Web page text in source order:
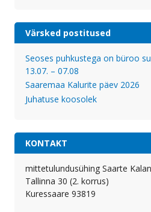
Värsked postitused
Seoses puhkustega on büroo
13.07. – 07.08
Saaremaa Kalurite päev 2026
Juhatuse koosolek
KONTAKT
mittetulundusühing Saarte
Tallinna 30 (2. korrus)
Kuressaare 93819